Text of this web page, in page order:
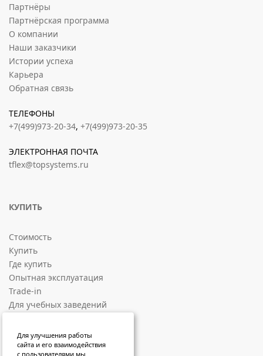
Партнёры
Партнёрская программа
О компании
Наши заказчики
Истории успеха
Карьера
Обратная связь
ТЕЛЕФОНЫ
+7(499)973-20-34, +7(499)973-20-35
ЭЛЕКТРОННАЯ ПОЧТА
tflex@topsystems.ru
КУПИТЬ
Стоимость
Купить
Где купить
Опытная эксплуатация
Trade-in
Для учебных заведений
СОЦИАЛЬНЫЕ ПЛОЩАДКИ
Для улучшения работы
сайта и его взаимодействия
с пользователями мы